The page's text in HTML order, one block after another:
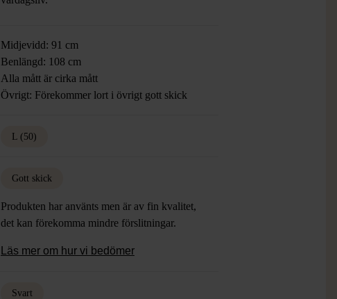
Midjevidd: 91 cm
Benlängd: 108 cm
Alla mått är cirka mått
Övrigt: Förekommer lort i övrigt gott skick
L (50)
Gott skick
Produkten har använts men är av fin kvalitet,
det kan förekomma mindre förslitningar.
Läs mer om hur vi bedömer
Svart